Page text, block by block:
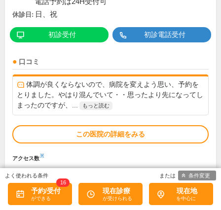
休診日: 日、祝
初診受付 初診電話受付
口コミ
体調が良くならないので、病院を変えよう思い、予約を
とりました。やはり混んでいて・・思ったより先になってし
まったのですが、...
もっと読む
この医院の詳細をみる
アクセス数※
マキムラクリニック
予約/受付
16
現在診療 現在地
条件変更